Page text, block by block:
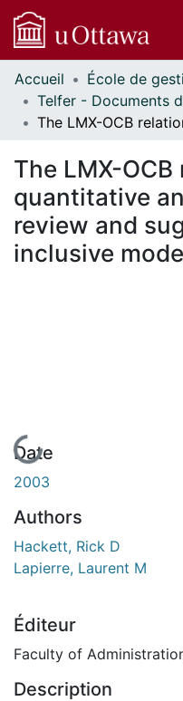
Communautés
et collections
Parcourir
À propos
Accueil
The LMX-
quantitative
review and
inclusive
En cours de
Date
2003
Authors
Hackett, Rick D
Lapierre, Laurent M
Éditeur
Faculty of
Description